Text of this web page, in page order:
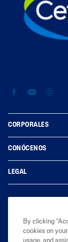
CORPORALES
CONÓCENOS
LEGAL
reservados.
respectivos
By clicking
cookies on